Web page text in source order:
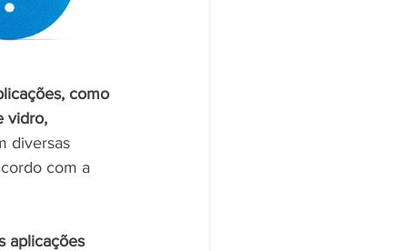
como
vidro,
diversas
com a
aplicações